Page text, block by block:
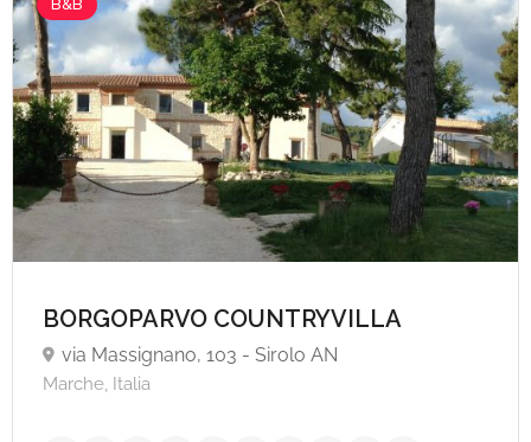
B&B
BORGOPARVO COUNTRYVILLA
via Massignano, 103 - Sirolo AN
Marche, Italia